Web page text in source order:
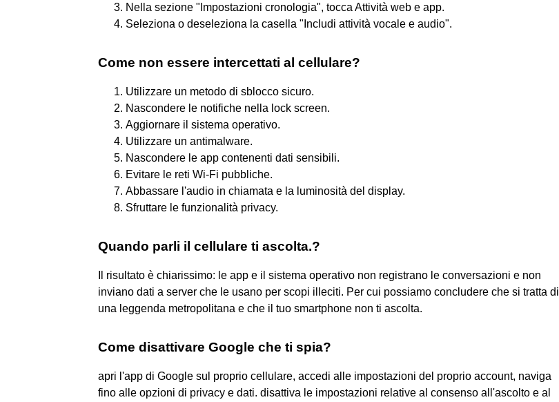
Nella sezione "Impostazioni cronologia", tocca Attività web e app.
Seleziona o deseleziona la casella "Includi attività vocale e audio".
Come non essere intercettati al cellulare?
Utilizzare un metodo di sblocco sicuro.
Nascondere le notifiche nella lock screen.
Aggiornare il sistema operativo.
Utilizzare un antimalware.
Nascondere le app contenenti dati sensibili.
Evitare le reti Wi-Fi pubbliche.
Abbassare l'audio in chiamata e la luminosità del display.
Sfruttare le funzionalità privacy.
Quando parli il cellulare ti ascolta.?
Il risultato è chiarissimo: le app e il sistema operativo non registrano le conversazioni e non
inviano dati a server che le usano per scopi illeciti. Per cui possiamo concludere che si tratta di
una leggenda metropolitana e che il tuo smartphone non ti ascolta.
Come disattivare Google che ti spia?
apri l'app di Google sul proprio cellulare, accedi alle impostazioni del proprio account, naviga
fino alle opzioni di privacy e dati. disattiva le impostazioni relative al consenso all'ascolto e al